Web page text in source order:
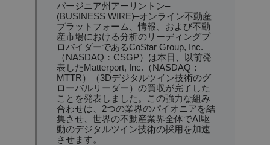
バージニア州アーリントン–
(BUSINESS WIRE)–オンライン不動産
プラットフォーム、情報、および不動
産市場における分析のリーディングプ
ロバイダーであるCoStar Group, Inc.
（NASDAQ：CSGP）は本日、以前発
表したMatterport, Inc.（NASDAQ：
MTTR）（3Dデジタルツイン技術のグ
ローバルリーダー）の買収が完了した
ことを発表しました。この強力な組み
合わせは、2つの業界のパイオニアを結
集させ、世界の不動産業界全体でAI駆
動のデジタルツイン技術の採用を加速
させます。